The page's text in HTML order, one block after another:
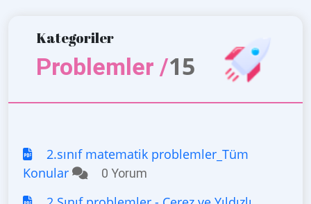
Kategoriler
Problemler /15
2.sınıf matematik problemler_Tüm
Konular
0 Yorum